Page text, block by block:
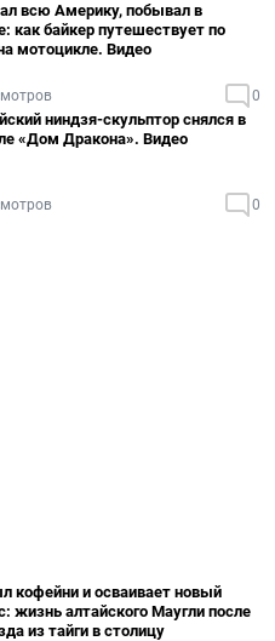
всю Америку, побывал в
как байкер путешествует по
мотоцикле. Видео
0
ниндзя-скульптор снялся в
«Дом Дракона». Видео
0
кофейни и осваивает новый
жизнь алтайского Маугли после
из тайги в столицу